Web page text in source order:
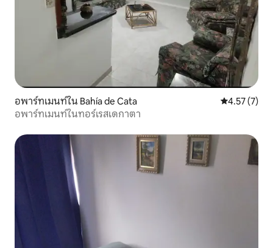
อพาร์ทเมนท์ใน Bahía de Cata คะแนนเฉลี่ย
4.57 (7)
อพาร์ทเมนท์ในทอร์เรสเดกาตา